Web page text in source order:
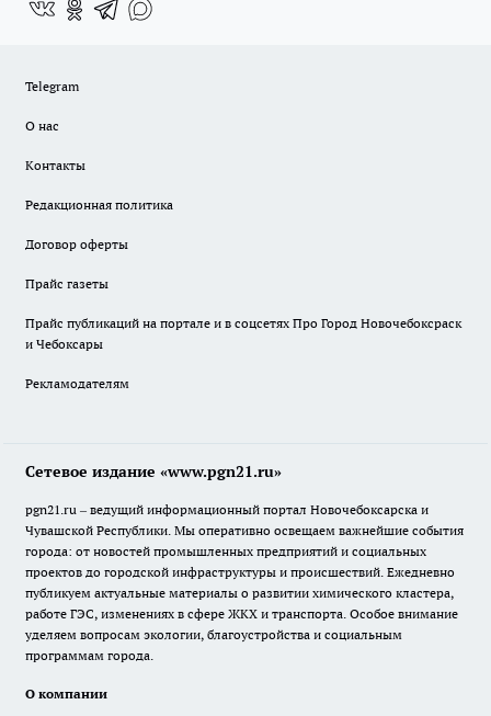
Telegram
О нас
Контакты
Редакционная политика
Договор оферты
Прайс газеты
Прайс публикаций на портале и в соцсетях Про Город Новочебоксраск
и Чебоксары
Рекламодателям
Сетевое издание «www.pgn21.ru»
pgn21.ru – ведущий информационный портал Новочебоксарска и
Чувашской Республики. Мы оперативно освещаем важнейшие события
города: от новостей промышленных предприятий и социальных
проектов до городской инфраструктуры и происшествий. Ежедневно
публикуем актуальные материалы о развитии химического кластера,
работе ГЭС, изменениях в сфере ЖКХ и транспорта. Особое внимание
уделяем вопросам экологии, благоустройства и социальным
программам города.
О компании